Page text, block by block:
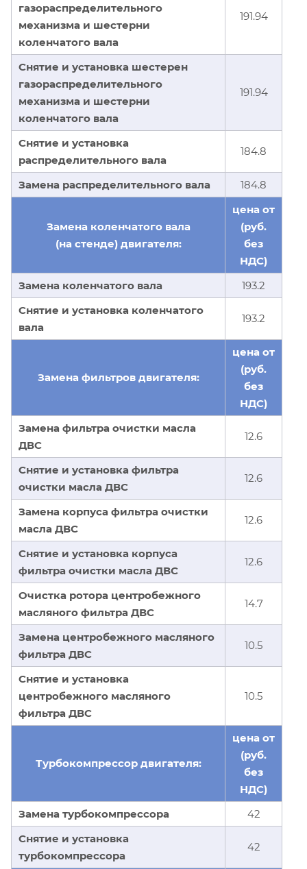
газораспределительного
механизма и шестерни
коленчатого вала
191.94
Снятие и установка шестерен
газораспределительного
механизма и шестерни
коленчатого вала
191.94
Снятие и установка
распределительного вала
184.8
Замена распределительного вала 184.8
Замена коленчатого вала
(на стенде) двигателя:
цена от
(руб.
без
НДС)
Замена коленчатого вала
193.2
Снятие и установка коленчатого
вала
193.2
Замена фильтров двигателя:
цена от
(руб.
без
НДС)
Замена фильтра очистки масла
ДВС
12.6
Снятие и установка фильтра
очистки масла ДВС
12.6
Замена корпуса фильтра очистки
масла ДВС
12.6
Снятие и установка корпуса
фильтра очистки масла ДВС
12.6
Очистка ротора центробежного
масляного фильтра ДВС
14.7
Замена центробежного масляного
фильтра ДВС
10.5
Снятие и установка
центробежного масляного
фильтра ДВС
10.5
Турбокомпрессор двигателя:
цена от
(руб.
без
НДС)
Замена турбокомпрессора
42
Снятие и установка
турбокомпрессора
42